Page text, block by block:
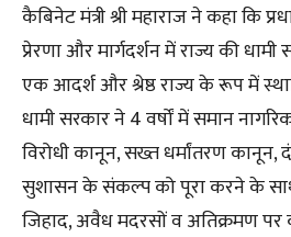
कैबिनेट मंत्री श्री महाराज ने कहा कि
प्रेरणा और मार्गदर्शन में राज्य की
एक आदर्श और श्रेष्ठ राज्य के रूप में
धामी सरकार ने 4 वर्षों में समान
विरोधी कानून, सख्त धर्मांतरण कानून,
सुशासन के संकल्प को पूरा करने के
जिहाद, अवैध मदरसों व अतिक्रमण पर